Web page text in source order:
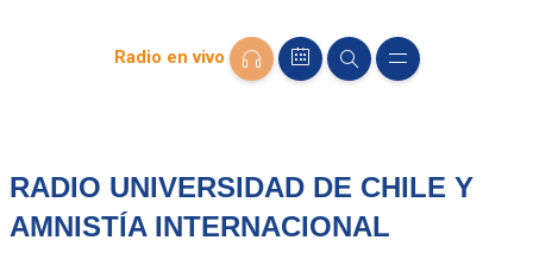
Radio en vivo
RADIO UNIVERSIDAD DE CHILE Y
AMNISTÍA INTERNACIONAL